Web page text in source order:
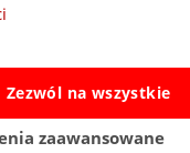
Zezwól na wszystkie
zaawansowane